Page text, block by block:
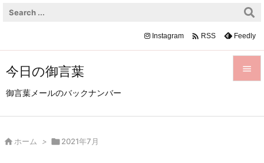
今日の御言葉
御言葉メールのバックナンバー

Instagram  RSS Feedly
 ホーム > 2021年7月